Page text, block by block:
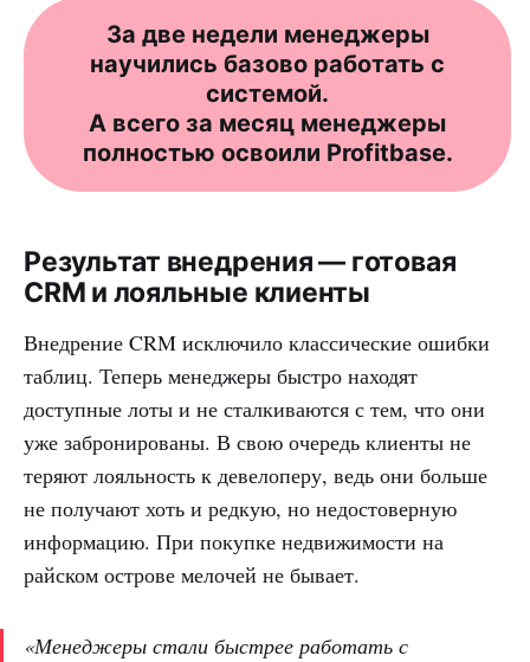
За две недели менеджеры
научились базово работать с
системой.
А всего за месяц менеджеры
полностью освоили Profitbase.
Результат внедрения — готовая
CRM и лояльные клиенты
Внедрение CRM исключило классические ошибки
таблиц. Теперь менеджеры быстро находят
доступные лоты и не сталкиваются с тем, что они
уже забронированы. В свою очередь клиенты не
теряют лояльность к девелоперу, ведь они больше
не получают хоть и редкую, но недостоверную
информацию. При покупке недвижимости на
райском острове мелочей не бывает.
«Менеджеры стали быстрее работать с